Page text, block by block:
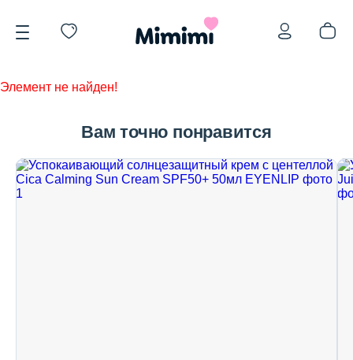
*OVERSTOCK -30%
Элемент не найден!
Вам точно понравится